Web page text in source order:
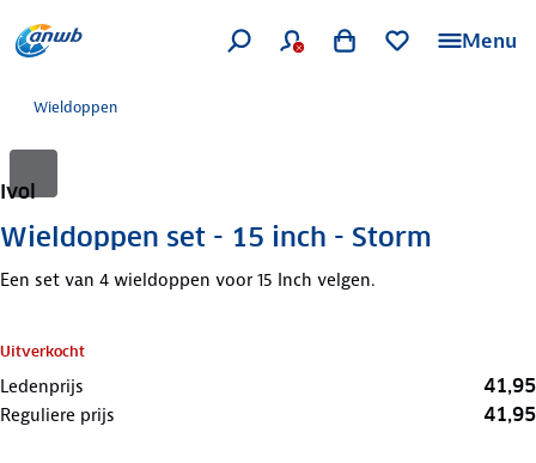
Menu
Wieldoppen
Ivol
Wieldoppen set - 15 inch - Storm
Een set van 4 wieldoppen voor 15 Inch velgen.
Uitverkocht
Ledenprijs 41,95
Reguliere prijs 41,95